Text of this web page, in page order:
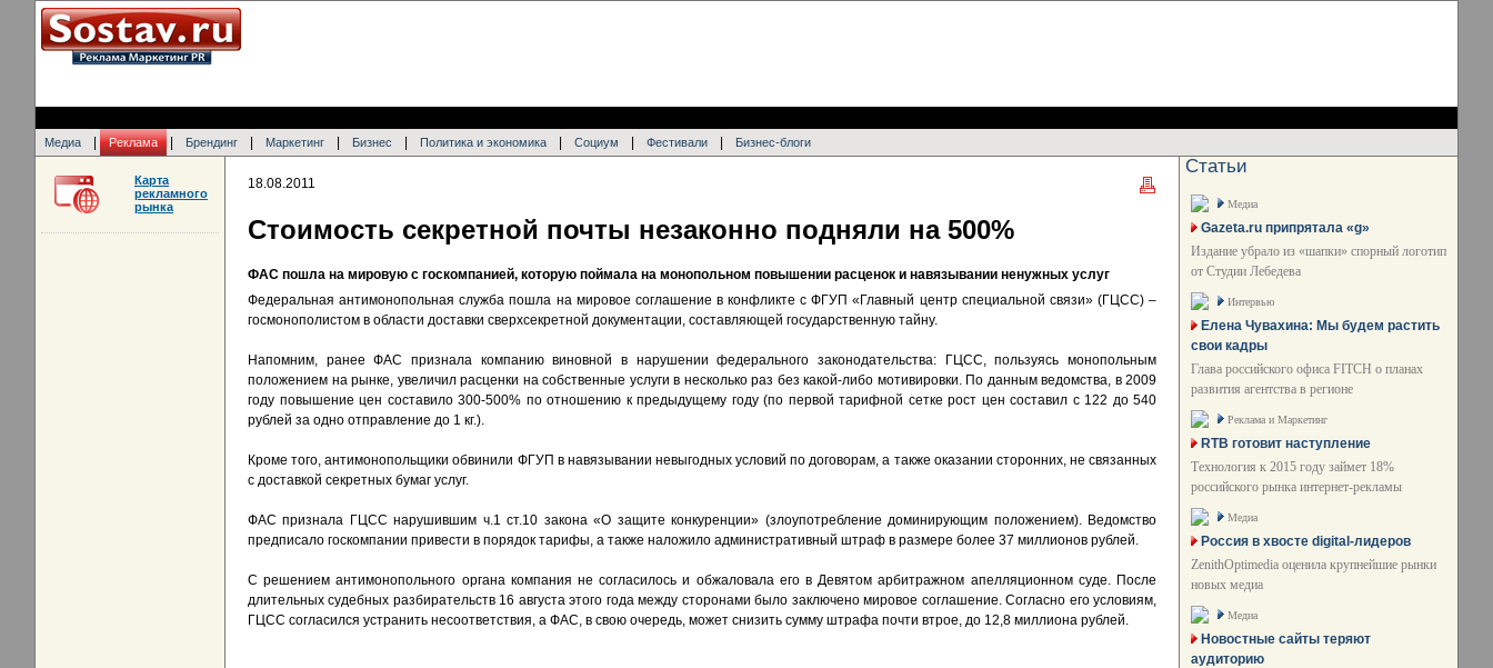
Медиа Реклама Брендинг Маркетинг Бизнес Политика и экономика Социум Фестивали Бизнес-блоги
18.08.2011
Стоимость секретной почты незаконно подняли на 500%
ФАС пошла на мировую с госкомпанией, которую поймала на монопольном повышении расценок и навязывании ненужных услуг
Федеральная антимонопольная служба пошла на мировое соглашение в конфликте с ФГУП «Главный центр специальной связи» (ГЦСС) –
госмонополистом в области доставки сверхсекретной документации, составляющей государственную тайну.
Напомним, ранее ФАС признала компанию виновной в нарушении федерального законодательства: ГЦСС, пользуясь монопольным
положением на рынке, увеличил расценки на собственные услуги в несколько раз без какой-либо мотивировки. По данным ведомства, в 2009
году повышение цен составило 300-500% по отношению к предыдущему году (по первой тарифной сетке рост цен составил с 122 до 540
рублей за одно отправление до 1 кг.).
Кроме того, антимонопольщики обвинили ФГУП в навязывании невыгодных условий по договорам, а также оказании сторонних, не связанных
с доставкой секретных бумаг услуг.
ФАС признала ГЦСС нарушившим ч.1 ст.10 закона «О защите конкуренции» (злоупотребление доминирующим положением). Ведомство
предписало госкомпании привести в порядок тарифы, а также наложило административный штраф в размере более 37 миллионов рублей.
С решением антимонопольного органа компания не согласилось и обжаловала его в Девятом арбитражном апелляционном суде. После
длительных судебных разбирательств 16 августа этого года между сторонами было заключено мировое соглашение. Согласно его условиям,
ГЦСС согласился устранить несоответствия, а ФАС, в свою очередь, может снизить сумму штрафа почти втрое, до 12,8 миллиона рублей.
Карта
рекламного
рынка
Статьи
Медиа
Gazeta.ru припрятала «g»
Издание убрало из «шапки» спорный логотип
от Студии Лебедева
Интервью
Елена Чувахина: Мы будем растить
свои кадры
Глава российского офиса FITCH о планах
развития агентства в регионе
Реклама и Маркетинг
RTB готовит наступление
Технология к 2015 году займет 18%
российского рынка интернет-рекламы
Медиа
Россия в хвосте digital-лидеров
ZenithOptimedia оценила крупнейшие рынки
новых медиа
Медиа
Новостные сайты теряют
аудиторию